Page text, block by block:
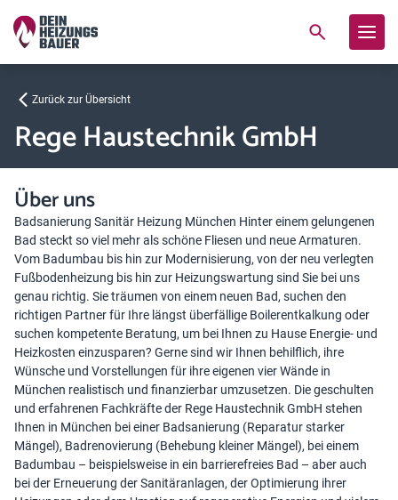
Zurück zur Übersicht
Rege Haustechnik GmbH
Über uns
Badsanierung Sanitär Heizung München Hinter einem gelungenen
Bad steckt so viel mehr als schöne Fliesen und neue Armaturen.
Vom Badumbau bis hin zur Modernisierung, von der neu verlegten
Fußbodenheizung bis hin zur Heizungswartung sind Sie bei uns
genau richtig. Sie träumen von einem neuen Bad, suchen den
richtigen Partner für Ihre längst überfällige Boilerentkalkung oder
suchen kompetente Beratung, um bei Ihnen zu Hause Energie- und
Heizkosten einzusparen? Gerne sind wir Ihnen behilflich, ihre
Wünsche und Vorstellungen für ihre eigenen vier Wände in
München realistisch und finanzierbar umzusetzen. Die geschulten
und erfahrenen Fachkräfte der Rege Haustechnik GmbH stehen
Ihnen in München bei einer Badsanierung (Reparatur starker
Mängel), Badrenovierung (Behebung kleiner Mängel), bei einem
Badumbau – beispielsweise in ein barrierefreies Bad – aber auch
bei der Erneuerung der Sanitäranlagen, der Optimierung ihrer